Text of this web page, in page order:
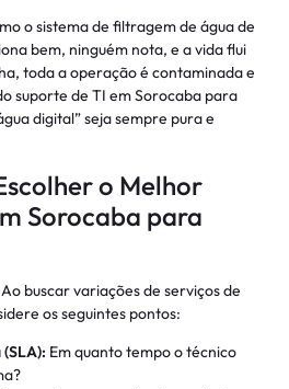
o sistema de filtragem de água de
bem, ninguém nota, e a vida flui
toda a operação é contaminada e
suporte de TI em Sorocaba para
digital” seja sempre pura e
o Melhor
Sorocaba para
buscar variações de serviços de
os seguintes pontos:
Em quanto tempo o técnico